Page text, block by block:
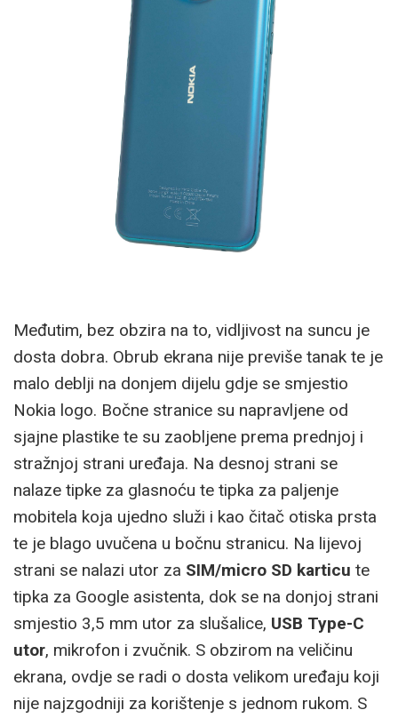
Međutim, bez obzira na to, vidljivost na suncu je
dosta dobra. Obrub ekrana nije previše tanak te je
malo deblji na donjem dijelu gdje se smjestio
Nokia logo. Bočne stranice su napravljene od
sjajne plastike te su zaobljene prema prednjoj i
stražnjoj strani uređaja. Na desnoj strani se
nalaze tipke za glasnoću te tipka za paljenje
mobitela koja ujedno služi i kao čitač otiska prsta
te je blago uvučena u bočnu stranicu. Na lijevoj
strani se nalazi utor za SIM/micro SD karticu te
tipka za Google asistenta, dok se na donjoj strani
smjestio 3,5 mm utor za slušalice, USB Type-C
utor, mikrofon i zvučnik. S obzirom na veličinu
ekrana, ovdje se radi o dosta velikom uređaju koji
nije najzgodniji za korištenje s jednom rukom. S